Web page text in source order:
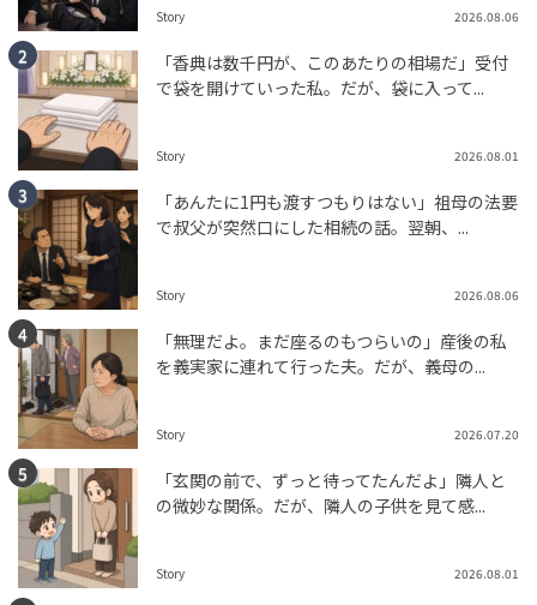
Story 2026.08.06
「香典は数千円が、このあたりの相場だ」受付
で袋を開けていった私。だが、袋に入って...
Story 2026.08.01
「あんたに1円も渡すつもりはない」祖母の法要
で叔父が突然口にした相続の話。翌朝、...
Story 2026.08.06
「無理だよ。まだ座るのもつらいの」産後の私
を義実家に連れて行った夫。だが、義母の...
Story 2026.07.20
「玄関の前で、ずっと待ってたんだよ」隣人と
の微妙な関係。だが、隣人の子供を見て感...
Story 2026.08.01